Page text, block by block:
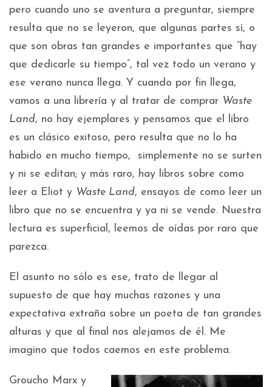
pero cuando uno se aventura a preguntar, siempre
resulta que no se leyeron, que algunas partes sí, o
que son obras tan grandes e importantes que “hay
que dedicarle su tiempo”, tal vez todo un verano y
ese verano nunca llega. Y cuando por fin llega,
vamos a una librería y al tratar de comprar Waste
Land, no hay ejemplares y pensamos que el libro
es un clásico exitoso, pero resulta que no lo ha
habido en mucho tiempo, simplemente no se surten
y ni se editan; y más raro, hay libros sobre como
leer a Eliot y Waste Land, ensayos de como leer un
libro que no se encuentra y ya ni se vende. Nuestra
lectura es superficial, leemos de oídas por raro que
parezca.
El asunto no sólo es ese, trato de llegar al
supuesto de que hay muchas razones y una
expectativa extraña sobre un poeta de tan grandes
alturas y que al final nos alejamos de él. Me
imagino que todos caemos en este problema.
Groucho Marx y